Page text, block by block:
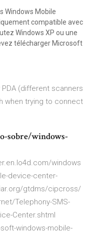
Windows Mobile
compatible avec
Windows XP ou une
télécharger Microsoft
PDA (different scanners
when trying to connect
sobre/windows-
windows
device-center-
gtdms/cipcross/
Telephony-SMS-
Center.shtml
windows-mobile-